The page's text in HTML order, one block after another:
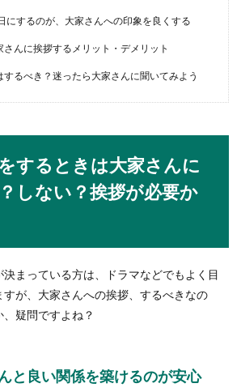
いとこの結婚式を欠席！欠席連絡のタ
ない・遠く出席できないなど、結婚式を欠席しな
くてはならな...
ご祝儀は夫婦別々？連名？夫婦で結婚
式に出席・ご祝儀のマナー
ご祝儀袋へのお札の入れ方と書き方の
ご祝儀袋にお札を入れようとして、入れ方に戸惑
にするのが、大家さんへの印象を良くする
んに挨拶するメリット・デメリット
するべき？迷ったら大家さんに聞いてみよう
するときは大家さんに
しない？挨拶が必要か
まっている方は、ドラマなどでもよく目
が、大家さんへの挨拶、するべきなの
疑問ですよね？
と良い関係を築けるのが安心